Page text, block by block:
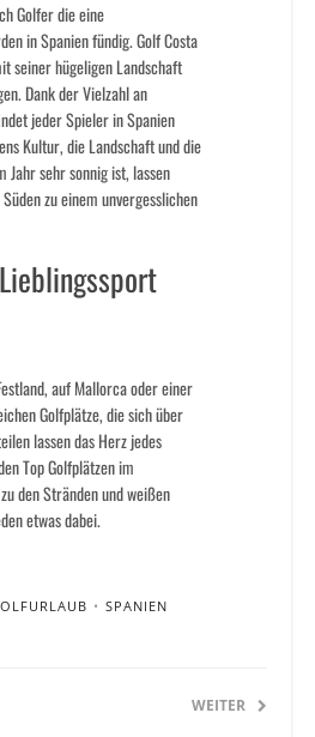
Golfer die eine
in Spanien fündig. Golf Costa
seiner hügeligen Landschaft
Dank der Vielzahl an
jeder Spieler in Spanien
Kultur, die Landschaft und die
Jahr sehr sonnig ist, lassen
zu einem unvergesslichen
auf Mallorca oder einer
Golfplätze, die sich über
lassen das Herz jedes
Top Golfplätzen im
den Stränden und weißen
etwas dabei.
• SPANIEN
WEITER